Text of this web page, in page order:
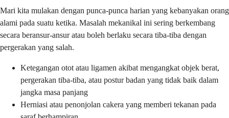
Mari kita mulakan dengan punca-punca harian yang kebanyakan orang
alami pada suatu ketika. Masalah mekanikal ini sering berkembang
secara beransur-ansur atau boleh berlaku secara tiba-tiba dengan
pergerakan yang salah.
Ketegangan otot atau ligamen akibat mengangkat objek berat,
pergerakan tiba-tiba, atau postur badan yang tidak baik dalam
jangka masa panjang
Herniasi atau penonjolan cakera yang memberi tekanan pada